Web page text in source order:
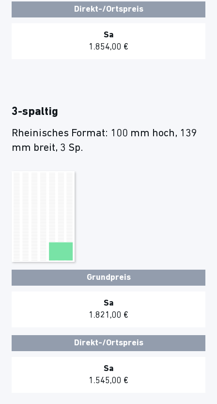
Direkt-/Ortspreis
Sa
1.854,00 €
3-spaltig
Rheinisches Format: 100 mm hoch, 139
mm breit, 3 Sp.
Grundpreis
Sa
1.821,00 €
Direkt-/Ortspreis
Sa
1.545,00 €